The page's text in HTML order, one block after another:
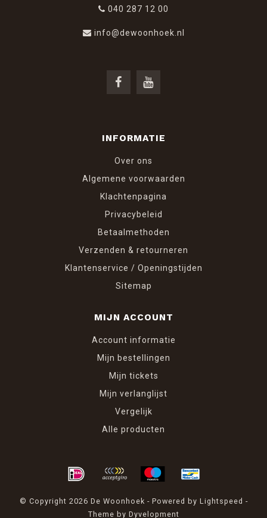
040 287 12 00
info@dewoonhoek.nl
INFORMATIE
Over ons
Algemene voorwaarden
Klachtenpagina
Privacybeleid
Betaalmethoden
Verzenden & retourneren
Klantenservice / Openingstijden
Sitemap
MIJN ACCOUNT
Account informatie
Mijn bestellingen
Mijn tickets
Mijn verlanglijst
Vergelijk
Alle producten
© Copyright 2026 De Woonhoek - Powered by Lightspeed -
Theme by Dyvelopment